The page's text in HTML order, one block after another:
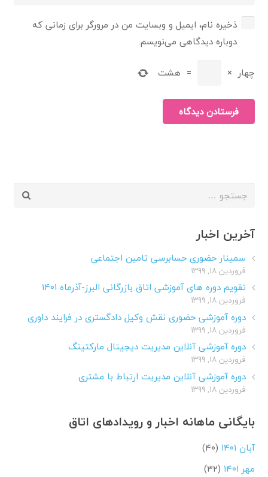
ذخیره نام، ایمیل و وبسایت من در مرورگر برای زمانی که
دوباره دیدگاهی می‌نویسم.
چهار ×
= هشت
فرستادن دیدگاه
جستجو
آخرین اخبار
سمینار حضوری حسابرسی تامین اجتماعی
فروردین ۱۸, ۱۳۹۹
تقویم دوره های آموزشی اتاق بازرگانی البرز-آذرماه ۱۴۰۱
فروردین ۱۸, ۱۳۹۹
دوره آموزشی حضوری نقش وکیل دادگستری در فرایند داوری
فروردین ۱۸, ۱۳۹۹
دوره آموزشی آنلاین مدیریت دیجیتال مارکتینگ
فروردین ۱۸, ۱۳۹۹
دوره آموزشی آنلاین مدیریت ارتباط با مشتری
فروردین ۱۸, ۱۳۹۹
بایگانی ماهانه اخبار و رویدادهای اتاق
آبان ۱۴۰۱
(۴۰)
مهر ۱۴۰۱
(۳۲)